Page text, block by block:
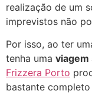
realização de um
imprevistos não
Por isso, ao ter
tenha uma viagem
Frizzera Porto
bastante